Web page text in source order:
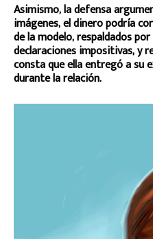
Asimismo, la defensa
imágenes, el dinero podría
de la modelo, respaldados
declaraciones impositivas, y
consta que ella entregó a su
durante la relación.